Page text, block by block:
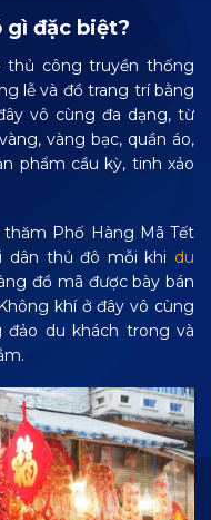
gì đặc biệt?
thủ công truyền thống
lễ và đồ trang trí bằng
vô cùng đa dạng, từ
vàng bạc, quần áo,
phẩm cầu kỳ, tinh xảo
Phố Hàng Mã Tết
dân thủ đô mỗi khi du
đồ mã được bày bán
khí ở đây vô cùng
đảo du khách trong và